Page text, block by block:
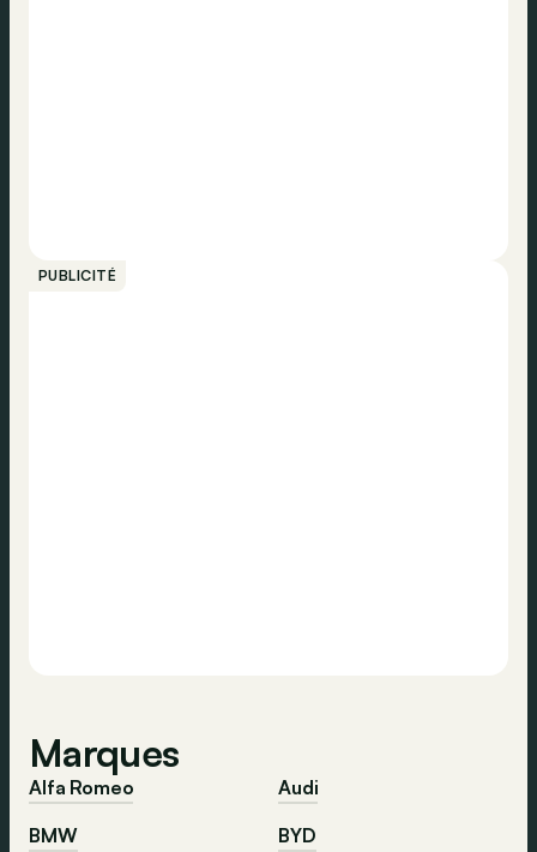
PUBLICITÉ
Marques
Alfa Romeo
Audi
BMW
BYD